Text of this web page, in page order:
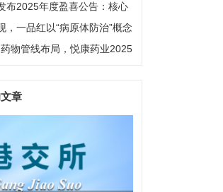
布2025年度盈喜公告：核心
，一品红以“病原体防治”概念
物管线布局，悦康药业2025
章